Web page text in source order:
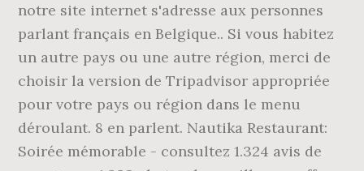
notre site internet s'adresse aux personnes
parlant français en Belgique.. Si vous habitez
un autre pays ou une autre région, merci de
choisir la version de Tripadvisor appropriée
pour votre pays ou région dans le menu
déroulant. 8 en parlent. Nautika Restaurant:
Soirée mémorable - consultez 1.324 avis de